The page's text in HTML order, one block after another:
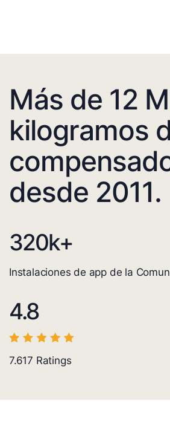
Más de 12
kilogramos
desde 2011.
320k+
Instalaciones de app de la
4.8
7.617 Ratings